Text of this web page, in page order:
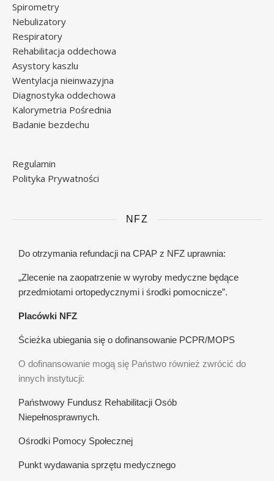
Spirometry
Nebulizatory
Respiratory
Rehabilitacja oddechowa
Asystory kaszlu
Wentylacja nieinwazyjna
Diagnostyka oddechowa
Kalorymetria Pośrednia
Badanie bezdechu
Regulamin
Polityka Prywatności
NFZ
Do otrzymania refundacji na CPAP z NFZ uprawnia:
„Zlecenie na zaopatrzenie w wyroby medyczne będące
przedmiotami ortopedycznymi i środki pomocnicze”.
Placówki NFZ
Ścieżka ubiegania się o dofinansowanie PCPR/MOPS
O dofinansowanie mogą się Państwo również zwrócić do
innych instytucji:
Państwowy Fundusz Rehabilitacji Osób
Niepełnosprawnych.
Ośrodki Pomocy Społecznej
Punkt wydawania sprzętu medycznego